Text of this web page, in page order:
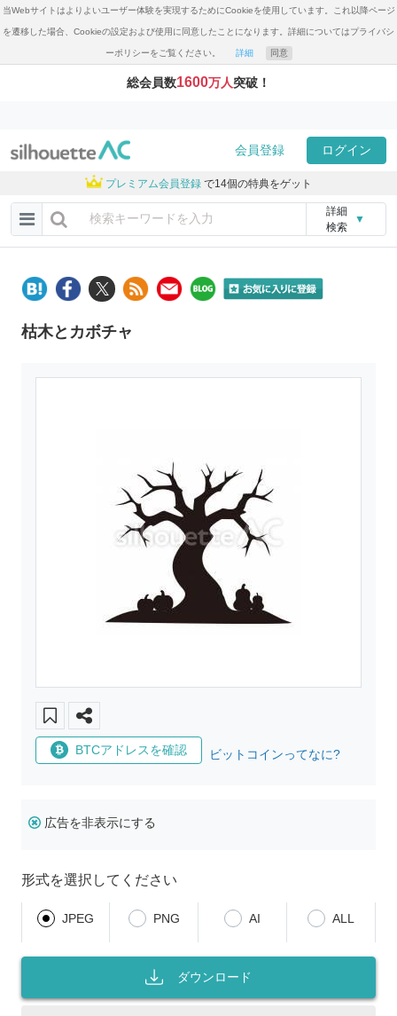
当Webサイトはよりよいユーザー体験を実現するためにCookieを使用しています。これ以降ページ
を遷移した場合、Cookieの設定および使用に同意したことになります。詳細についてはプライバシ
ーポリシーをご覧ください。 詳細 同意
総会員数1600万人突破！
会員登録 ログイン
プレミアム会員登録 で14個の特典をゲット
詳細
検索
▼
枯木とカボチャ
BTCアドレスを確認 ビットコインってなに?
広告を非表示にする
形式を選択してください
JPEG PNG AI ALL
ダウンロード